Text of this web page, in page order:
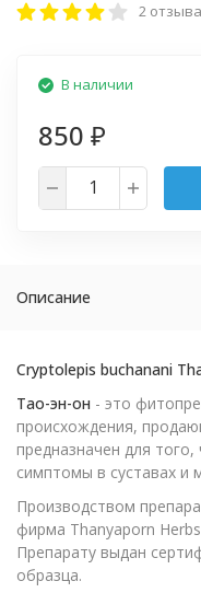
2 отзыва
В наличии
850 ₽
Описание
Cryptolepis buchanani
Тао-эн-он - это
происхождения,
предназначен для
симптомы в суставах и
Производством
фирма Thanyaporn
Препарату выдан
образца.